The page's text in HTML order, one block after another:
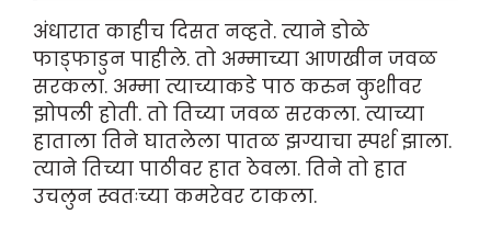
अंधारात काहीच दिसत नव्हते. त्याने डोळे
फाड्फाडुन पाहीले. तो अम्माच्या आणखीन जवळ
सरकला. अम्मा त्याच्याकडे पाठ करुन कुशीवर
झोपली होती. तो तिच्या जवळ सरकला. त्याच्या
हाताला तिने घातलेला पातळ झग्याचा स्पर्श झाला.
त्याने तिच्या पाठीवर हात ठेवला. तिने तो हात
उचलुन स्वतःच्या कमरेवर टाकला.